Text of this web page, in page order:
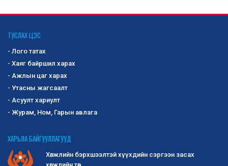
ҮЗЭСГЭЛЭН ХУДАЛДААНД ОРОЛЦУУЛАХ
БҮТЭЭГДЭХҮҮНИЙГ СОНГОН ШАЛГАРУУЛАХ ЗАР
Хөгжлийн бэрхшээлтэй иргэд, асран
бүтээгдэхүүнийг сонго...
-Сангийн сайдын 2019 оны 295 дугаар
хавсралт Маягт 3-02
ТУСЛАХ ЦЭС
- Лого татах
- Хаяг байршил харах
- Ажлын цаг харах
- Утасны жагсаалт
- Асуулт хариулт
- Журам, Ном, Гарын авлага
ХАРЬЯА БАЙГУУЛЛАГУУД
Хөгжлийн бэрхшээлтэй хүүхдийн сэргээн засах